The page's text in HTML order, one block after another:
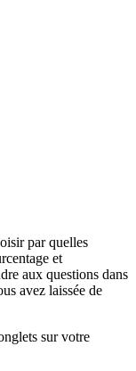
par quelles
et
aux questions dans
avez laissée de
sur votre